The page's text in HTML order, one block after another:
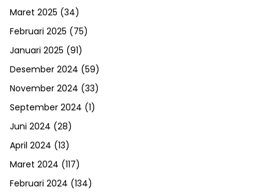
Maret 2025 (34)
Februari 2025 (75)
Januari 2025 (91)
Desember 2024 (59)
November 2024 (33)
September 2024 (1)
Juni 2024 (28)
April 2024 (13)
Maret 2024 (117)
Februari 2024 (134)